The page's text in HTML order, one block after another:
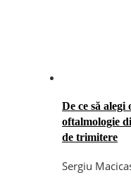
De ce să alegi
oftalmologie
de trimitere
Sergiu